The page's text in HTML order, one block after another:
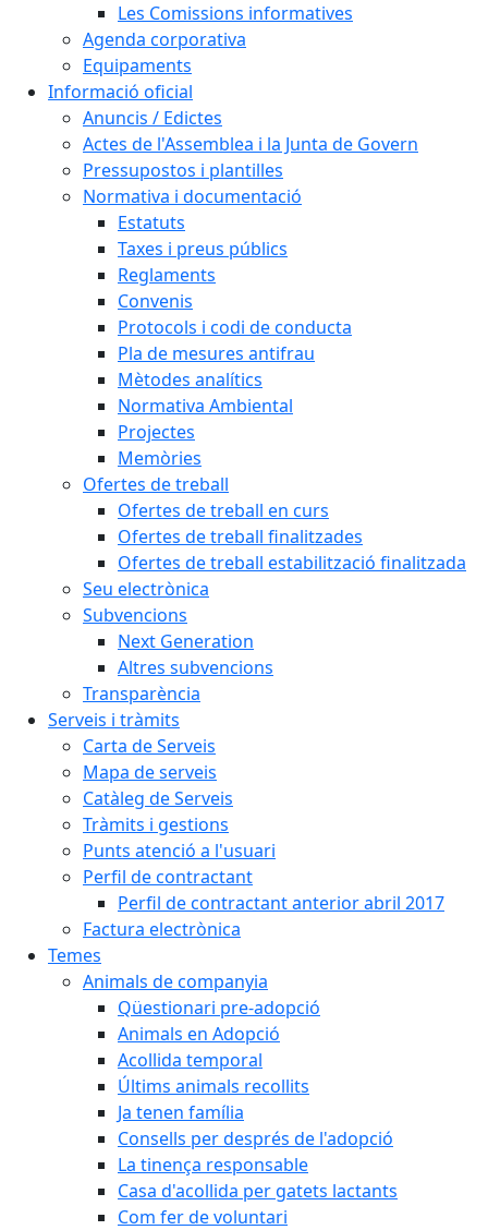
Les Comissions informatives
Agenda corporativa
Equipaments
Informació oficial
Anuncis / Edictes
Actes de l'Assemblea i la Junta de Govern
Pressupostos i plantilles
Normativa i documentació
Estatuts
Taxes i preus públics
Reglaments
Convenis
Protocols i codi de conducta
Pla de mesures antifrau
Mètodes analítics
Normativa Ambiental
Projectes
Memòries
Ofertes de treball
Ofertes de treball en curs
Ofertes de treball finalitzades
Ofertes de treball estabilització finalitzada
Seu electrònica
Subvencions
Next Generation
Altres subvencions
Transparència
Serveis i tràmits
Carta de Serveis
Mapa de serveis
Catàleg de Serveis
Tràmits i gestions
Punts atenció a l'usuari
Perfil de contractant
Perfil de contractant anterior abril 2017
Factura electrònica
Temes
Animals de companyia
Qüestionari pre-adopció
Animals en Adopció
Acollida temporal
Últims animals recollits
Ja tenen família
Consells per després de l'adopció
La tinença responsable
Casa d'acollida per gatets lactants
Com fer de voluntari